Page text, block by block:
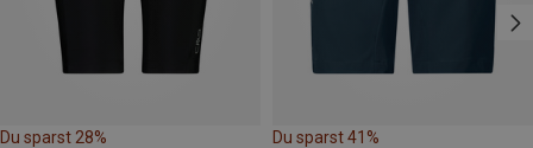
Du sparst 28% Du sparst 41%